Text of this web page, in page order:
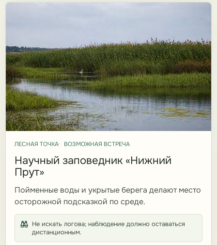
ЛЕСНАЯ ТОЧКА ВОЗМОЖНАЯ ВСТРЕЧА
Научный заповедник «Нижний
Прут»
Пойменные воды и укрытые берега делают место
осторожной подсказкой по среде.
Не искать логова; наблюдение должно оставаться
дистанционным.